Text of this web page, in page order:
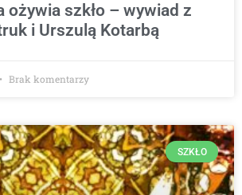
ożywia szkło – wywiad z
i Urszulą Kotarbą
Brak komentarzy
SZKŁO